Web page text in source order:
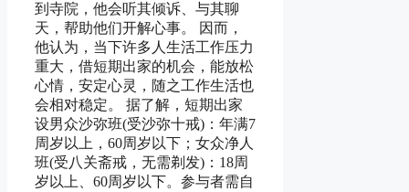
到寺院，他会听其倾诉、与其聊
天，帮助他们开解心事。 因而，
他认为，当下许多人生活工作压力
重大，借短期出家的机会，能放松
心情，安定心灵，随之工作生活也
会相对稳定。 据了解，短期出家
设男众沙弥班(受沙弥十戒)：年满7
周岁以上，60周岁以下；女众净人
班(受八关斋戒，无需剃发)：18周
岁以上、60周岁以下。参与者需自